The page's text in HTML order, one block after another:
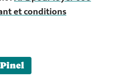
et conditions